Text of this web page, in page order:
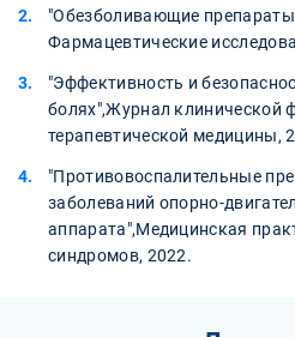
"Обезболивающие
Фармацевтические
"Эффективность и
болях",Журнал клинической
терапевтической медицины,
"Противовоспалительные
заболеваний опорно-
аппарата",Медицинская
синдромов, 2022.